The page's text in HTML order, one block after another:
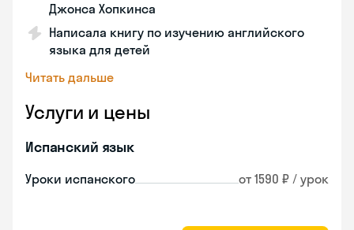
Джонса Хопкинса
Написала книгу по изучению английского
языка для детей
Читать дальше
Услуги и цены
Испанский язык
Уроки испанского от 1590 ₽ / урок